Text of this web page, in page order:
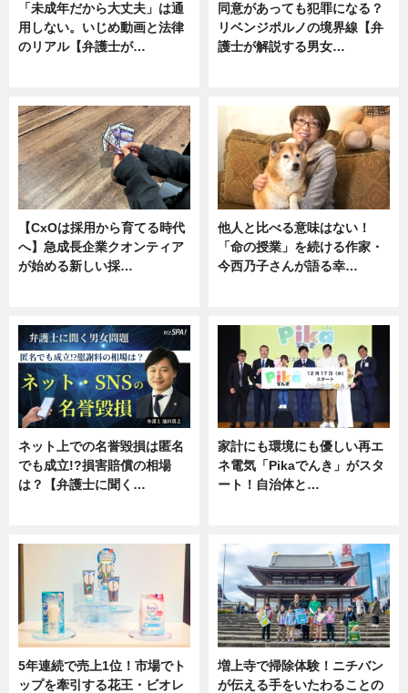
「未成年だから大丈夫」は通
用しない。いじめ動画と法律
のリアル【弁護士が…
同意があっても犯罪になる？
リベンジポルノの境界線【弁
護士が解説する男女…
【CxOは採用から育てる時代
へ】急成長企業クオンティア
が始める新しい採…
他人と比べる意味はない！
「命の授業」を続ける作家・
今西乃子さんが語る幸…
ネット上での名誉毀損は匿名
でも成立!?損害賠償の相場
は？【弁護士に聞く…
家計にも環境にも優しい再エ
ネ電気「Pikaでんき」がスタ
ート！自治体と…
5年連続で売上1位！市場でト
ップを牽引する花王・ビオレ
増上寺で掃除体験！ニチバン
が伝える手をいたわることの